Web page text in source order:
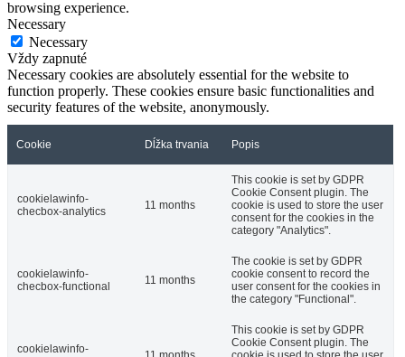
browsing experience.
Necessary
Necessary
Vždy zapnuté
Necessary cookies are absolutely essential for the website to
function properly. These cookies ensure basic functionalities and
security features of the website, anonymously.
Cookie Dĺžka trvania Popis
cookielawinfo-
checbox-analytics
11 months
This cookie is set by GDPR
Cookie Consent plugin. The
cookie is used to store the user
consent for the cookies in the
category "Analytics".
cookielawinfo-
checbox-functional
11 months
The cookie is set by GDPR
cookie consent to record the
user consent for the cookies in
the category "Functional".
cookielawinfo-
This cookie is set by GDPR
Cookie Consent plugin. The